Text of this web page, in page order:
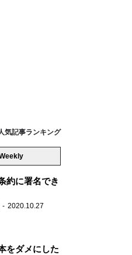
気記事ランキング
約に署名でき
2020.10.27
をダメにした